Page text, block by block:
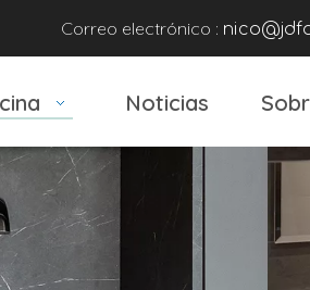
Correo electrónico :
Noticias